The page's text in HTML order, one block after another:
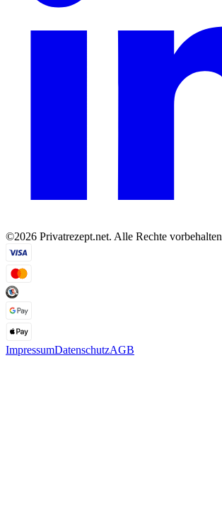
©2026 Privatrezept.net. Alle Rechte vorbehalten
ImpressumDatenschutzAGB